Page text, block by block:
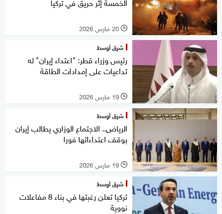
l 20 مارس 2026
شرق أوسط
رئيس وزراء قطر: "اعتداء إيران" له
تداعيات على إمدادات الطاقة
l 19 مارس 2026
شرق أوسط
الرياض.. الاجتماع الوزاري يطالب إيران
بوقف اعتداءاتها فورا
l 19 مارس 2026
شرق أوسط
تركيا تعلن رغبتها في بناء 8 مفاعلات
نووية